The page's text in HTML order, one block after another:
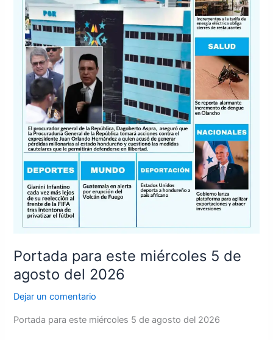
Portada para este miércoles 5 de
agosto del 2026
Dejar un comentario
Portada para este miércoles 5 de agosto del 2026
2026